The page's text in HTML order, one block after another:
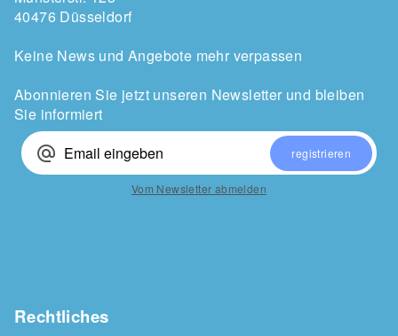
40476 Düsseldorf
Keine News und Angebote mehr verpassen
Abonnieren Sie jetzt unseren Newsletter und bleiben
Sie informiert
alternate_email registrieren
Vom Newsletter abmelden
Rechtliches